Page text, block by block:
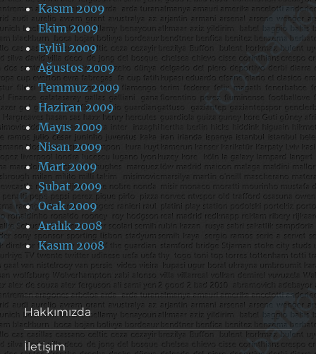
Kasım 2009
Ekim 2009
Eylül 2009
Ağustos 2009
Temmuz 2009
Haziran 2009
Mayıs 2009
Nisan 2009
Mart 2009
Şubat 2009
Ocak 2009
Aralık 2008
Kasım 2008
Hakkımızda
İletişim